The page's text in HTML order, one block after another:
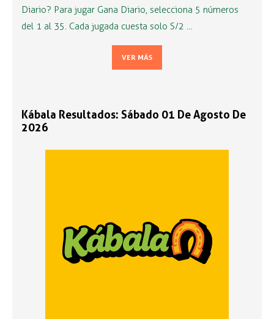
Diario? Para jugar Gana Diario, selecciona 5 números
del 1 al 35. Cada jugada cuesta solo S/2 …
VER MÁS
Kábala Resultados: Sábado 01 De Agosto De
2026